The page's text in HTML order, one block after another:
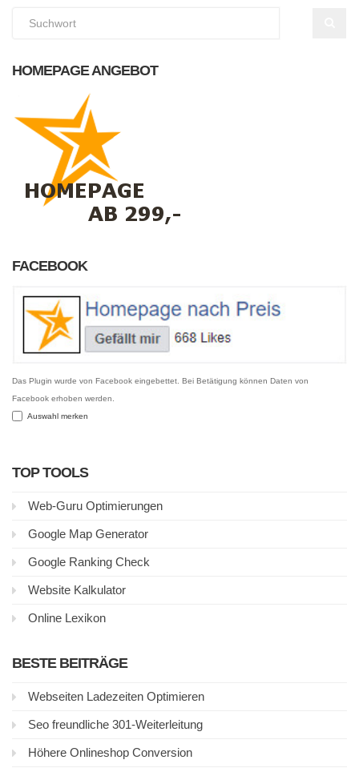
HOMEPAGE ANGEBOT
FACEBOOK
Das Plugin wurde von Facebook eingebettet. Bei Betätigung können Daten von
Facebook erhoben werden.
Auswahl merken
TOP TOOLS
Web-Guru Optimierungen
Google Map Generator
Google Ranking Check
Website Kalkulator
Online Lexikon
BESTE BEITRÄGE
Webseiten Ladezeiten Optimieren
Seo freundliche 301-Weiterleitung
Höhere Onlineshop Conversion